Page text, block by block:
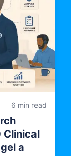
6 min read
a